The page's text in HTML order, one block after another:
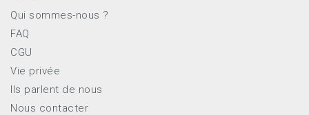
Qui sommes-nous ?
FAQ
CGU
Vie privée
Ils parlent de nous
Nous contacter